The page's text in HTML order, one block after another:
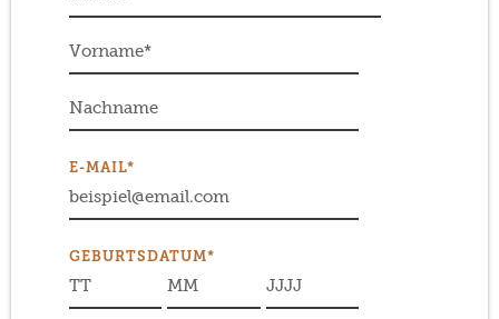
E-MAIL*
GEBURTSDATUM*